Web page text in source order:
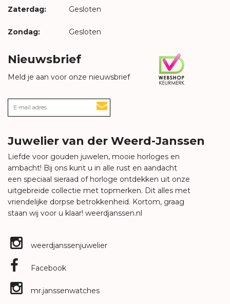
Zaterdag: Gesloten
Zondag: Gesloten
Nieuwsbrief
Meld je aan voor onze nieuwsbrief
Juwelier van der Weerd-Janssen
Liefde voor gouden juwelen, mooie horloges en
ambacht! Bij ons kunt u in alle rust en aandacht
een speciaal sieraad of horloge ontdekken uit onze
uitgebreide collectie met topmerken. Dit alles met
vriendelijke dorpse betrokkenheid. Kortom, graag
staan wij voor u klaar! weerdjanssen.nl
weerdjanssenjuwelier
Facebook
mr.janssenwatches